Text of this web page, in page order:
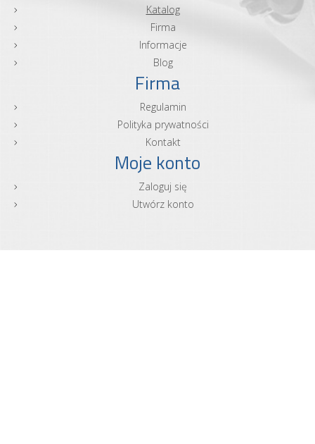
Katalog
Firma
Informacje
Blog
Firma
Regulamin
Polityka prywatności
Kontakt
Moje konto
Zaloguj się
Utwórz konto